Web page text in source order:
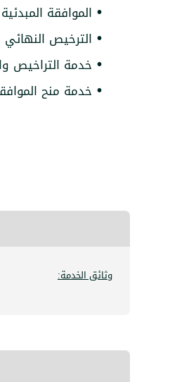
• الموافقة
• الترخيص
• خدمة التراخيص
• خدمة منح
وثائق الخدمة: